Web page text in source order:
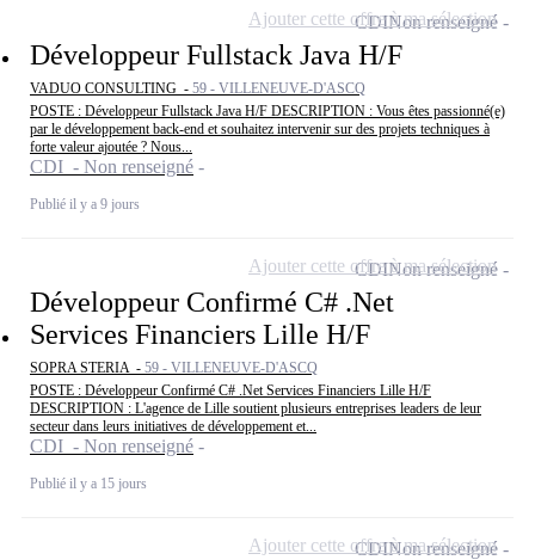
Développeur Fullstack Java H/F
VADUO CONSULTING - 59 - VILLENEUVE-D'ASCQ
POSTE : Développeur Fullstack Java H/F DESCRIPTION : Vous êtes passionné(e)
par le développement back-end et souhaitez intervenir sur des projets techniques à
forte valeur ajoutée ? Nous...
CDI - Non renseigné
Publié il y a 9 jours
CDINon renseigné
Ajouter cette offre à ma sélection
Développeur Confirmé C# .Net
Services Financiers Lille H/F
SOPRA STERIA - 59 - VILLENEUVE-D'ASCQ
POSTE : Développeur Confirmé C# .Net Services Financiers Lille H/F
DESCRIPTION : L'agence de Lille soutient plusieurs entreprises leaders de leur
secteur dans leurs initiatives de développement et...
CDI - Non renseigné
Publié il y a 15 jours
CDINon renseigné
Ajouter cette offre à ma sélection
CDINon renseigné
Ajouter cette offre à ma sélection